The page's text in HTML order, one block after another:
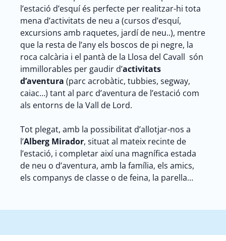
l’estació d’esquí és perfecte per realitzar-hi tota
mena d’activitats de neu a (cursos d’esquí,
excursions amb raquetes, jardí de neu..), mentre
que la resta de l’any els boscos de pi negre, la
roca calcària i el pantà de la Llosa del Cavall són
immillorables per gaudir d’activitats
d’aventura (parc acrobàtic, tubbies, segway,
caiac…) tant al parc d’aventura de l’estació com
als entorns de la Vall de Lord.
Tot plegat, amb la possibilitat d’allotjar-nos a
l’Alberg Mirador, situat al mateix recinte de
l’estació, i completar així una magnífica estada
de neu o d’aventura, amb la família, els amics,
els companys de classe o de feina, la parella…